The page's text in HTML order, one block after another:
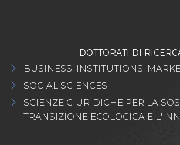
DOTTORATI DI
BUSINESS, INSTITUTIONS,
SOCIAL SCIENCES
SCIENZE GIURIDICHE PER LA
TRANSIZIONE ECOLOGICA E